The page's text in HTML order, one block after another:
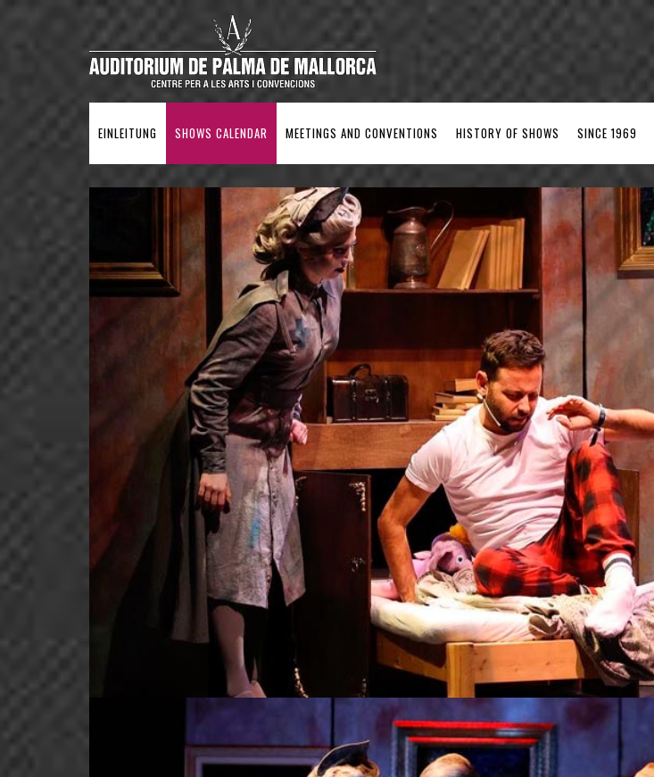
EINLEITUNG SHOWS CALENDAR MEETINGS AND CONVENTIONS HISTORY OF SHOWS SINCE 1969